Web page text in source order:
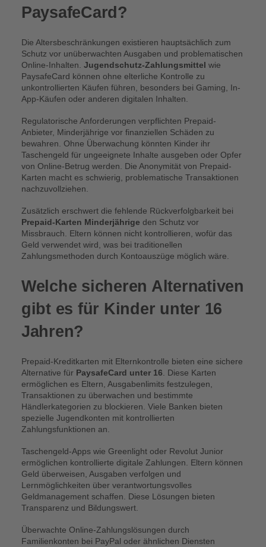
PaysafeCard?
Die Altersbeschränkungen existieren hauptsächlich zum
Schutz vor unüberwachten Ausgaben und problematischen
Online-Inhalten. Jugendschutz-Zahlungsmittel wie
PaysafeCard können ohne elterliche Kontrolle zu
unkontrollierten Käufen führen, besonders bei Gaming, In-
App-Käufen oder anderen digitalen Inhalten.
Regulatorische Anforderungen verpflichten Prepaid-
Anbieter, Minderjährige vor finanziellen Schäden zu
bewahren. Ohne Überwachung könnten Kinder ihr
Taschengeld für ungeeignete Inhalte ausgeben oder Opfer
von Online-Betrug werden. Die Anonymität von Prepaid-
Karten macht es schwierig, problematische Transaktionen
nachzuvollziehen.
Zusätzlich erschwert die fehlende Rückverfolgbarkeit bei
Prepaid-Karten Minderjährige den Schutz vor
Missbrauch. Eltern können nicht kontrollieren, wofür das
Geld verwendet wird, was bei traditionellen
Zahlungsmethoden durch Kontoauszüge möglich wäre.
Welche sicheren Alternativen
gibt es für Kinder unter 16
Jahren?
Prepaid-Kreditkarten mit Elternkontrolle bieten eine sichere
Alternative für PaysafeCard unter 16 . Diese Karten
ermöglichen es Eltern, Ausgabenlimits festzulegen,
Transaktionen zu überwachen und bestimmte
Händlerkategorien zu blockieren. Viele Banken bieten
spezielle Jugendkonten mit kontrollierten
Zahlungsfunktionen an.
Taschengeld-Apps wie Greenlight oder Revolut Junior
ermöglichen kontrollierte digitale Zahlungen. Eltern können
Geld überweisen, Ausgaben verfolgen und
Lernmöglichkeiten über verantwortungsvolles
Geldmanagement schaffen. Diese Lösungen bieten
Transparenz und Bildungswert.
Überwachte Online-Zahlungslösungen durch
Familienkonten bei PayPal oder ähnlichen Diensten